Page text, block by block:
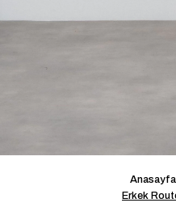
Anasayfa
Erkek